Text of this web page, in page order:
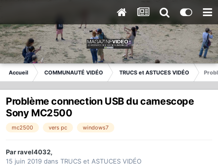
Accueil COMMUNAUTÉ VIDÉO TRUCS et ASTUCES VIDÉO
Problème connection USB du camescope
Sony MC2500
mc2500 vers pc windows7
Parravel4032,
15 juin 2019 dans TRUCS et ASTUCES VIDÉO